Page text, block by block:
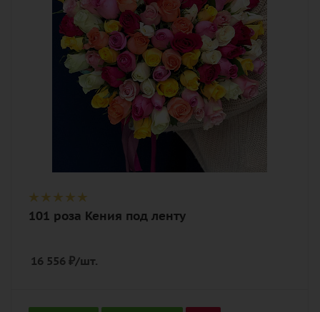
Описание
роза, лента
101 роза Кения под ленту
16 556 ₽/шт.